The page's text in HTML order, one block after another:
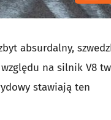
absurdalny,
na silnik V8
stawiają ten